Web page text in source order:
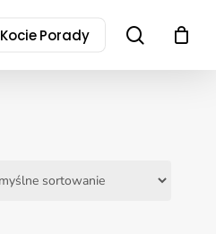
Kocie Porady search